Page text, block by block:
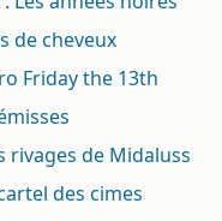
de cheveux
Friday the 13th
rivages de Midaluss
des cimes